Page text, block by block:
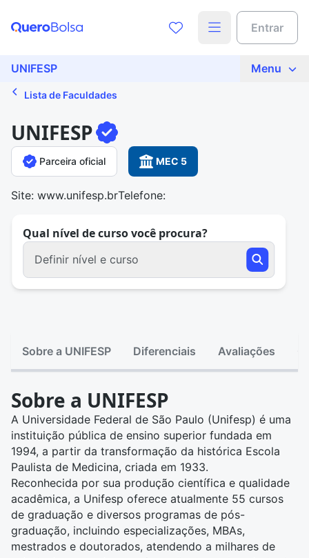
Entrar
UNIFESP Menu
Lista de Faculdades
UNIFESP
Parceira oficial MEC 5
Site: www.unifesp.brTelefone:
Qual nível de curso você procura?
Definir nível e curso
Sobre a UNIFESP Diferenciais Avaliações
Sobre a UNIFESP
A Universidade Federal de São Paulo (Unifesp) é uma
instituição pública de ensino superior fundada em
1994, a partir da transformação da histórica Escola
Paulista de Medicina, criada em 1933.
Reconhecida por sua produção científica e qualidade
acadêmica, a Unifesp oferece atualmente 55 cursos
de graduação e diversos programas de pós-
graduação, incluindo especializações, MBAs,
mestrados e doutorados, atendendo a milhares de